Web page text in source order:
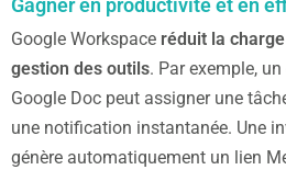
Google Workspace réduit la
gestion des outils. Par exemple,
Google Doc peut assigner une
une notification instantanée. Une
génère automatiquement un lien